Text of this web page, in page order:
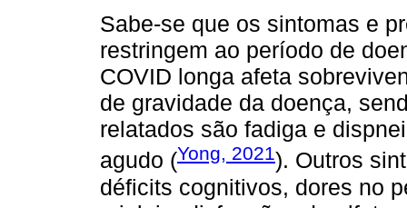
Sabe-se que os sintomas e
restringem ao período de
COVID longa afeta
de gravidade da doença,
relatados são fadiga e
agudo (Yong, 2021). Outros
déficits cognitivos, dores no